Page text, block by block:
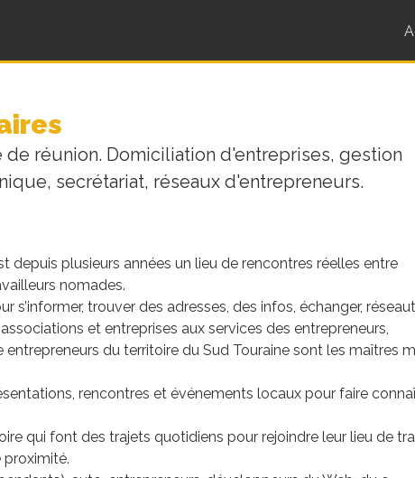
réunion. Domiciliation d'entreprises, gestion
secrétariat, réseaux d'entrepreneurs.
depuis plusieurs années un lieu de rencontres réelles entre
nomades.
s’informer, trouver des adresses, des infos, échanger,
et entreprises aux services des entrepreneurs,
du territoire du Sud Touraine sont les maîtres
rencontres et événements locaux pour faire
qui font des trajets quotidiens pour rejoindre leur lieu de
proximité.